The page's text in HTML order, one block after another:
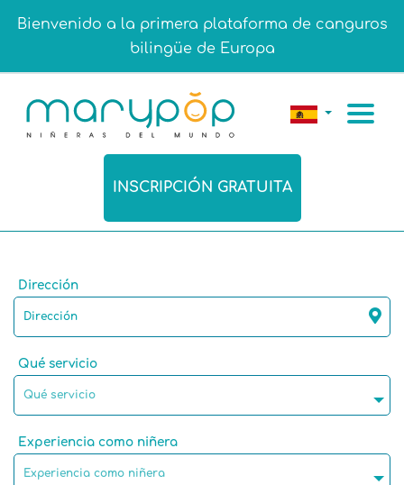
Bienvenido a la primera plataforma de canguros
bilingüe de Europa
INSCRIPCIÓN GRATUITA
Dirección
Qué servicio
Qué servicio
Experiencia como niñera
Experiencia como niñera